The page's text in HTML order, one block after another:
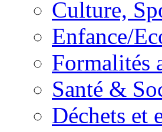
Culture,
Enfance/
Formalités
Santé &
Déchets et